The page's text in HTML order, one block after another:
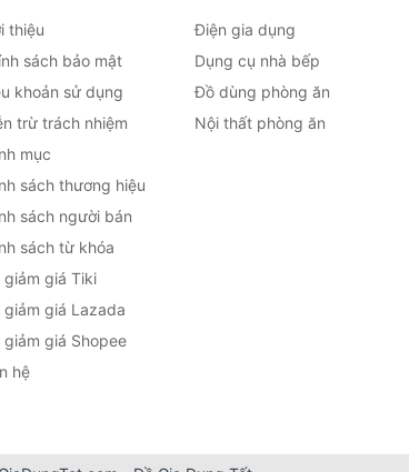
thiệu
sách bảo mật
khoản sử dụng
trừ trách nhiệm
mục
sách thương hiệu
sách người bán
sách từ khóa
giảm giá Tiki
giảm giá Lazada
giảm giá Shopee
hệ
Điện gia dụng
Dụng cụ nhà bếp
Đồ dùng phòng ăn
Nội thất phòng ăn